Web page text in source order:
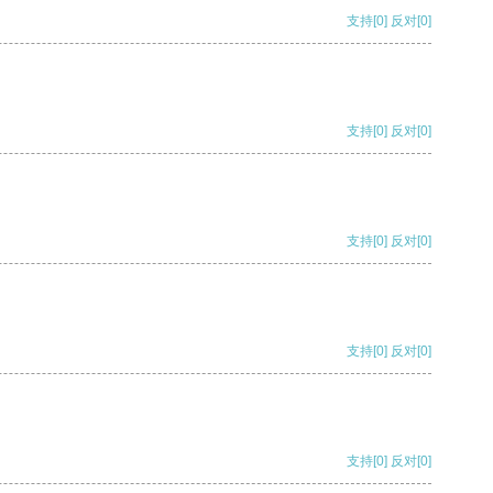
支持[0] 反对[0]
支持[0] 反对[0]
支持[0] 反对[0]
支持[0] 反对[0]
支持[0] 反对[0]